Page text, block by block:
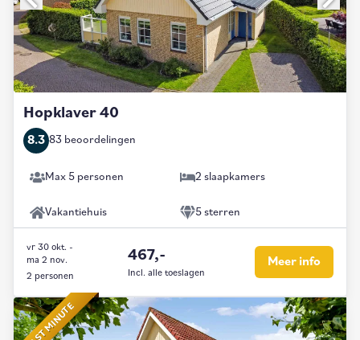
Hopklaver 40
8.3 83 beoordelingen
Max 5 personen 2 slaapkamers
Vakantiehuis 5 sterren
467,-
Incl. alle toeslagen
vr 30 okt. -
ma 2 nov.
2 personen
Meer info
LAST MINUTE